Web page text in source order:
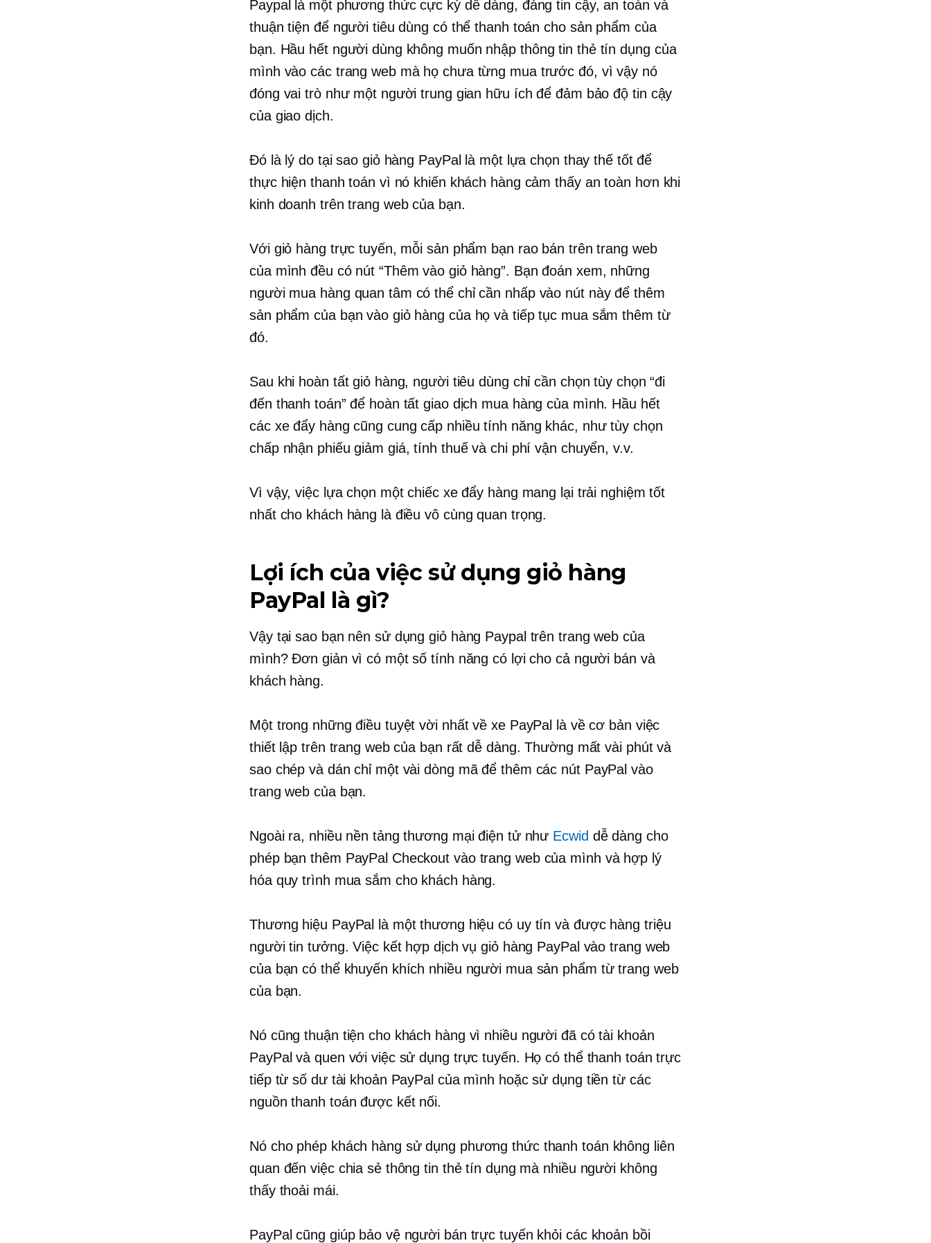
Paypal là một phương thức cực kỳ dễ dàng, đáng tin cậy, an toàn và
thuận tiện để người tiêu dùng có thể thanh toán cho sản phẩm của
bạn. Hầu hết người dùng không muốn nhập thông tin thẻ tín dụng của
mình vào các trang web mà họ chưa từng mua trước đó, vì vậy nó
đóng vai trò như một người trung gian hữu ích để đảm bảo độ tin cậy
của giao dịch.
Đó là lý do tại sao giỏ hàng PayPal là một lựa chọn thay thế tốt để
thực hiện thanh toán vì nó khiến khách hàng cảm thấy an toàn hơn khi
kinh doanh trên trang web của bạn.
Với giỏ hàng trực tuyến, mỗi sản phẩm bạn rao bán trên trang web
của mình đều có nút “Thêm vào giỏ hàng”. Bạn đoán xem, những
người mua hàng quan tâm có thể chỉ cần nhấp vào nút này để thêm
sản phẩm của bạn vào giỏ hàng của họ và tiếp tục mua sắm thêm từ
đó.
Sau khi hoàn tất giỏ hàng, người tiêu dùng chỉ cần chọn tùy chọn “đi
đến thanh toán” để hoàn tất giao dịch mua hàng của mình. Hầu hết
các xe đẩy hàng cũng cung cấp nhiều tính năng khác, như tùy chọn
chấp nhận phiếu giảm giá, tính thuế và chi phí vận chuyển, v.v.
Vì vậy, việc lựa chọn một chiếc xe đẩy hàng mang lại trải nghiệm tốt
nhất cho khách hàng là điều vô cùng quan trọng.
Lợi ích của việc sử dụng giỏ hàng
PayPal là gì?
Vậy tại sao bạn nên sử dụng giỏ hàng Paypal trên trang web của
mình? Đơn giản vì có một số tính năng có lợi cho cả người bán và
khách hàng.
Một trong những điều tuyệt vời nhất về xe PayPal là về cơ bản việc
thiết lập trên trang web của bạn rất dễ dàng. Thường mất vài phút và
sao chép và dán chỉ một vài dòng mã để thêm các nút PayPal vào
trang web của bạn.
Ngoài ra, nhiều nền tảng thương mại điện tử như Ecwid dễ dàng cho
phép bạn thêm PayPal Checkout vào trang web của mình và hợp lý
hóa quy trình mua sắm cho khách hàng.
Thương hiệu PayPal là một thương hiệu có uy tín và được hàng triệu
người tin tưởng. Việc kết hợp dịch vụ giỏ hàng PayPal vào trang web
của bạn có thể khuyến khích nhiều người mua sản phẩm từ trang web
của bạn.
Nó cũng thuận tiện cho khách hàng vì nhiều người đã có tài khoản
PayPal và quen với việc sử dụng trực tuyến. Họ có thể thanh toán trực
tiếp từ số dư tài khoản PayPal của mình hoặc sử dụng tiền từ các
nguồn thanh toán được kết nối.
Nó cho phép khách hàng sử dụng phương thức thanh toán không liên
quan đến việc chia sẻ thông tin thẻ tín dụng mà nhiều người không
thấy thoải mái.
PayPal cũng giúp bảo vệ người bán trực tuyến khỏi các khoản bồi